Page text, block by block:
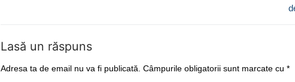
Lasă un răspuns
Adresa ta de email nu va fi publicată. Câmpurile obligatorii sunt marcate cu *